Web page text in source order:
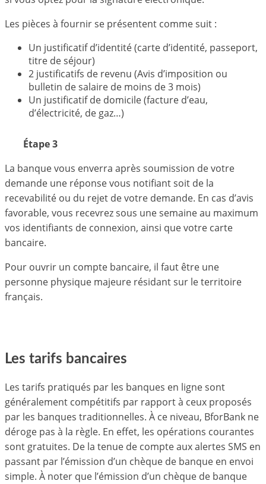
Les pièces à fournir se présentent comme suit :
Un justificatif d’identité (carte d’identité, passeport,
titre de séjour)
2 justificatifs de revenu (Avis d’imposition ou
bulletin de salaire de moins de 3 mois)
Un justificatif de domicile (facture d’eau,
d’électricité, de gaz…)
Étape 3
La banque vous enverra après soumission de votre
demande une réponse vous notifiant soit de la
recevabilité ou du rejet de votre demande. En cas d’avis
favorable, vous recevrez sous une semaine au maximum
vos identifiants de connexion, ainsi que votre carte
bancaire.
Pour ouvrir un compte bancaire, il faut être une
personne physique majeure résidant sur le territoire
français.
Les tarifs bancaires
Les tarifs pratiqués par les banques en ligne sont
généralement compétitifs par rapport à ceux proposés
par les banques traditionnelles. À ce niveau, BforBank ne
déroge pas à la règle. En effet, les opérations courantes
sont gratuites. De la tenue de compte aux alertes SMS en
passant par l’émission d’un chèque de banque en envoi
simple. À noter que l’émission d’un chèque de banque